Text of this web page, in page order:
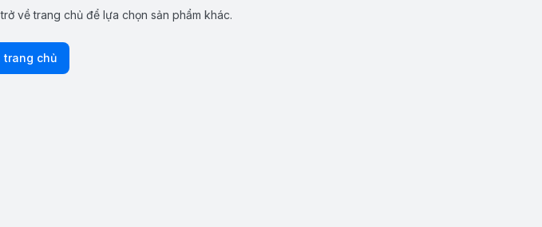
về trang chủ để lựa chọn sản phẩm khác.
trang chủ